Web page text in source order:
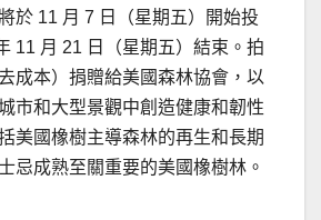
於 11 月 7 日（星期五）開始投
11 月 21 日（星期五）結束。拍
成本）捐贈給美國森林協會，以
市和大型景觀中創造健康和韌性
美國橡樹主導森林的再生和長期
忌成熟至關重要的美國橡樹林。